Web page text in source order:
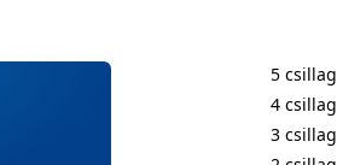
5 csillag
4 csillag
3 csillag